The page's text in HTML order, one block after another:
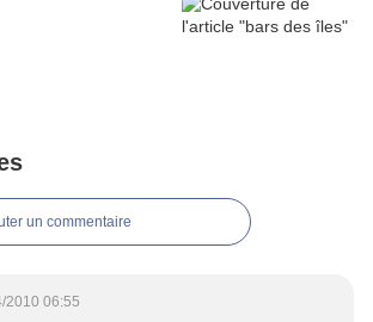
un commentaire
2010 06:55